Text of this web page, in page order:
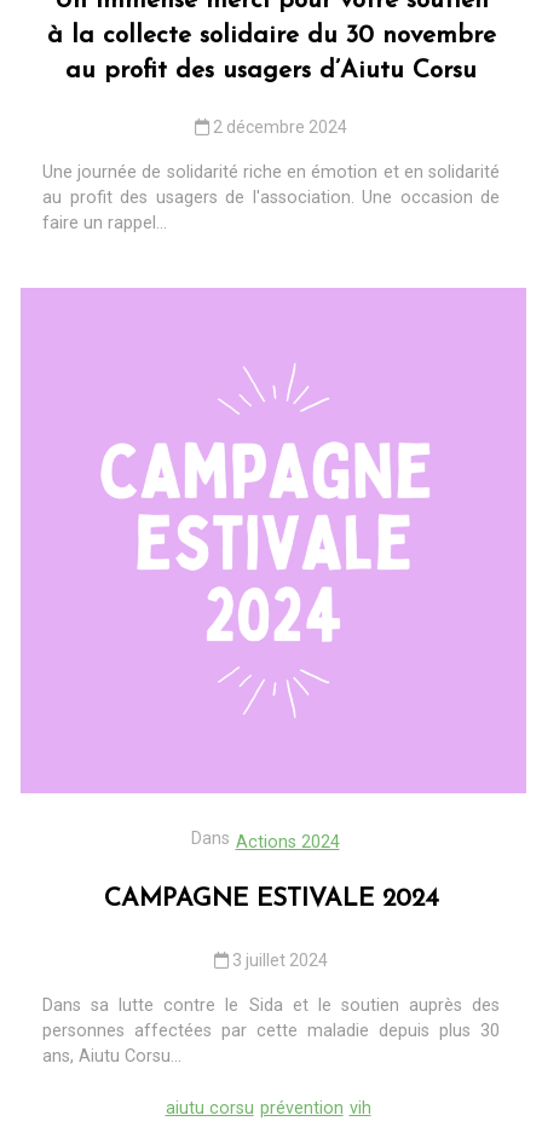
à la collecte solidaire du 30 novembre
au profit des usagers d’Aiutu Corsu
2 décembre 2024
Une journée de solidarité riche en émotion et en solidarité
au profit des usagers de l'association. Une occasion de
faire un rappel...
Dans Actions 2024
CAMPAGNE ESTIVALE 2024
3 juillet 2024
Dans sa lutte contre le Sida et le soutien auprès des
personnes affectées par cette maladie depuis plus 30
ans, Aiutu Corsu...
aiutu corsu prévention vih